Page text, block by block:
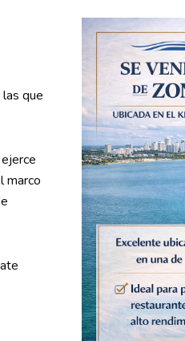
que
marco